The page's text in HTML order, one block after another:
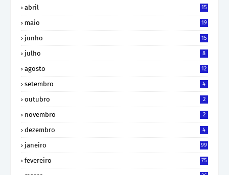
abril 15
maio 19
junho 15
julho 8
agosto 12
setembro 4
outubro 2
novembro 2
dezembro 4
janeiro 99
fevereiro 75